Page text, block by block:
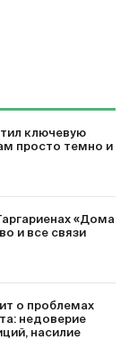
ключевую
просто темно и
«Дома
и все связи
о проблемах
недоверие
насилие